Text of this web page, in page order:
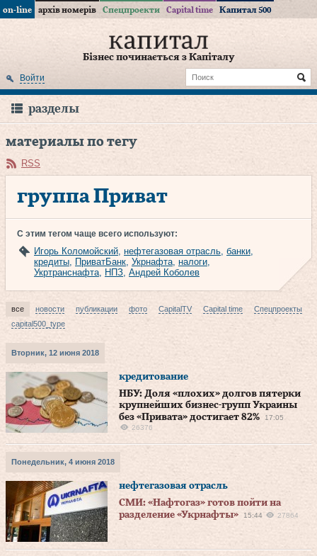
on-line архів номерів Спецпроекти Capital time Капитал 500
Бізнес починається з Капіталу
Войти
разделы
материалы по тегу
RSS
группа Приват
С этим тегом чаще всего используют:
Игорь Коломойский, нефтегазовая отрасль, банки,
кредиты, ПриватБанк, Укрнафта, налоги,
Укртранснафта, НПЗ, Андрей Коболев
все новости публикации фото CapitalTV Capital time
Спецпроекты
capital500_type
Вторник, 12 июня 2018
кредитование
НБУ: Доля «плохих» долгов пятерки
крупнейших бизнес-групп Украины
без «Привата» достигает 82%
17:05
26376
Понедельник, 4 июня 2018
нефтегазовая отрасль
СМИ: «Нафтогаз» готов пойти на
разделение «Укрнафты»
15:44 27864